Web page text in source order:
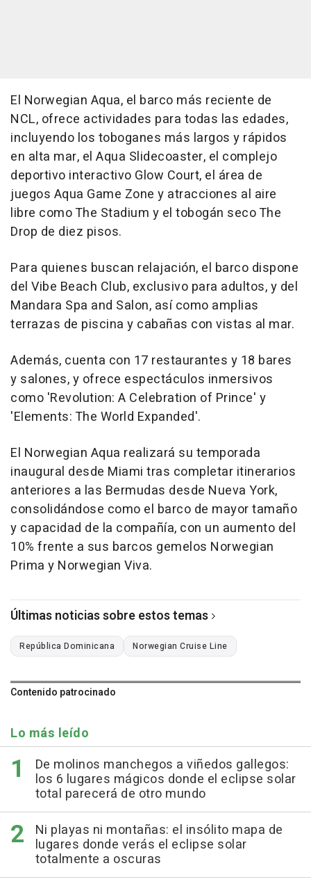
El Norwegian Aqua, el barco más reciente de
NCL, ofrece actividades para todas las edades,
incluyendo los toboganes más largos y rápidos
en alta mar, el Aqua Slidecoaster, el complejo
deportivo interactivo Glow Court, el área de
juegos Aqua Game Zone y atracciones al aire
libre como The Stadium y el tobogán seco The
Drop de diez pisos.
Para quienes buscan relajación, el barco dispone
del Vibe Beach Club, exclusivo para adultos, y del
Mandara Spa and Salon, así como amplias
terrazas de piscina y cabañas con vistas al mar.
Además, cuenta con 17 restaurantes y 18 bares
y salones, y ofrece espectáculos inmersivos
como 'Revolution: A Celebration of Prince' y
'Elements: The World Expanded'.
El Norwegian Aqua realizará su temporada
inaugural desde Miami tras completar itinerarios
anteriores a las Bermudas desde Nueva York,
consolidándose como el barco de mayor tamaño
y capacidad de la compañía, con un aumento del
10% frente a sus barcos gemelos Norwegian
Prima y Norwegian Viva.
Últimas noticias sobre estos temas
República Dominicana Norwegian Cruise Line
Contenido patrocinado
Lo más leído
De molinos manchegos a viñedos gallegos:
los 6 lugares mágicos donde el eclipse solar
total parecerá de otro mundo
Ni playas ni montañas: el insólito mapa de
lugares donde verás el eclipse solar
totalmente a oscuras